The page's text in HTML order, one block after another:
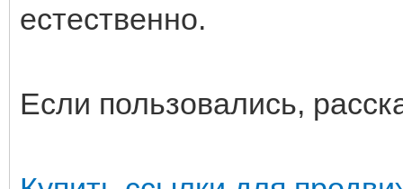
естественно.
Если пользовались,